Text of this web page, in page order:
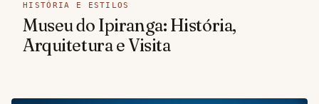
HISTÓRIA E ESTILOS
Museu do Ipiranga: História,
Arquitetura e Visita